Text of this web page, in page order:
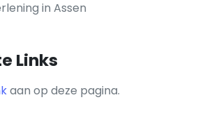
in Assen
Links
aan op deze pagina.